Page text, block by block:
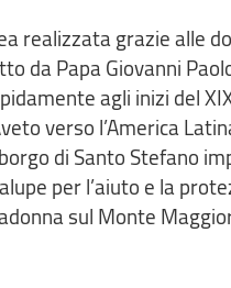
realizzata grazie alle
da Papa Giovanni
agli inizi del
verso l’America
di Santo Stefano
per l’aiuto e la
sul Monte